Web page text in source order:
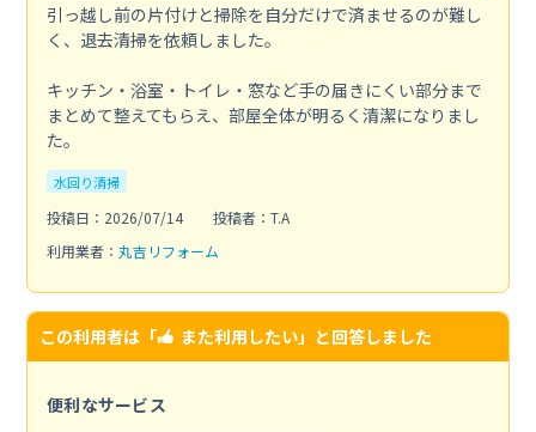
引っ越し前の片付けと掃除を自分だけで済ませるのが難し
く、退去清掃を依頼しました。
キッチン・浴室・トイレ・窓など手の届きにくい部分まで
まとめて整えてもらえ、部屋全体が明るく清潔になりまし
た。
水回り清掃
投稿日：2026/07/14
投稿者：T.A
利用業者： 丸吉リフォーム
この利用者は「 また利用したい」と回答しました
便利なサービス